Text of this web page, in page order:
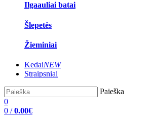
Ilgaauliai batai
Šlepetės
Žieminiai
KedaiNEW
Straipsniai
Paieška
0
0 / 0.00€